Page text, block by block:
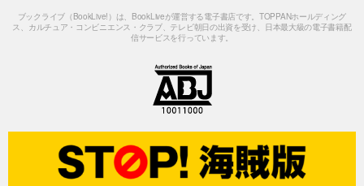
ブックライブ（BookLive!）は、BookLiveが運営する電子書店です。TOPPANホールディング
ス、カルチュア・コンビニエンス・クラブ、テレビ朝日の出資を受け、日本最大級の電子書籍配
信サービスを行っています。